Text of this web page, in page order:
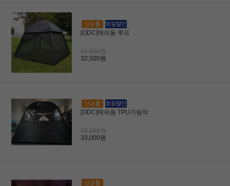
[ODC]매쉬돔 루프
32,500원
32,500원
[ODC]매쉬돔 TPU가림막
33,000원
33,000원